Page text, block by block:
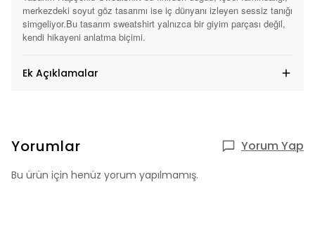
merkezdeki soyut göz tasarımı ise iç dünyanı izleyen sessiz tanığı
simgeliyor.Bu tasarım sweatshirt yalnızca bir giyim parçası değil,
kendi hikayeni anlatma biçimi.
Ek Açıklamalar
Yorumlar Yorum Yap
Bu ürün için henüz yorum yapılmamış.